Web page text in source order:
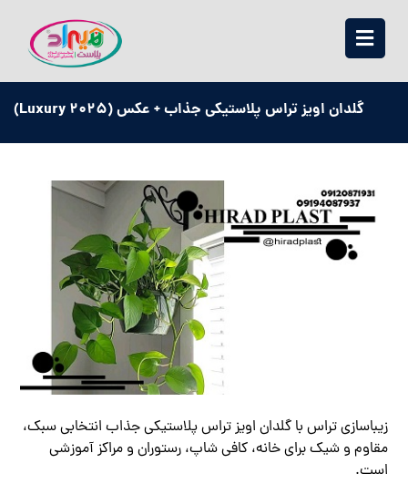
گلدان اویز تراس پلاستیکی جذاب + عکس (Luxury 2025)
زیباسازی تراس با گلدان اویز تراس پلاستیکی جذاب انتخابی سبک،
مقاوم و شیک برای خانه، کافی‌ شاپ، رستوران و مراکز آموزشی
است.